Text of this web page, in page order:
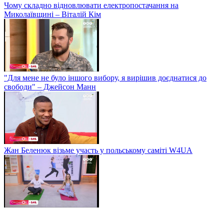
Чому складно відновлювати електропостачання на
Миколаївщині – Віталій Кім
"Для мене не було іншого вибору, я вирішив доєднатися до
свободи" – Джейсон Манн
Жан Беленюк візьме участь у польському саміті W4UA